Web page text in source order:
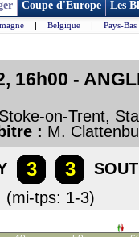
Coupe d'Europe Les
| Belgique | Pays-Bas
16h00 -
Stoke-on-Trent,
: M.
3 3
(mi-tps: 1-3)